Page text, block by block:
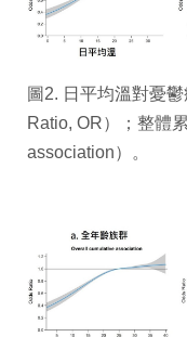
圖2. 日平均溫對憂
Ratio, OR）；整體
association）。